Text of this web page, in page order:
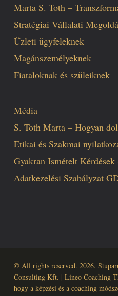
Marta S. Toth –
Stratégiai Vállalati
Üzleti ügyfeleknek
Magánszemélyeknek
Fiataloknak és szüleiknek
Média
S. Toth Marta – Hogyan
Etikai és Szakmai
Gyakran Ismételt
Adatkezelési Szabályzat
© All rights reserved. 2026.
Consulting Kft. | Lineo Coaching
hogy a képzési és a coaching